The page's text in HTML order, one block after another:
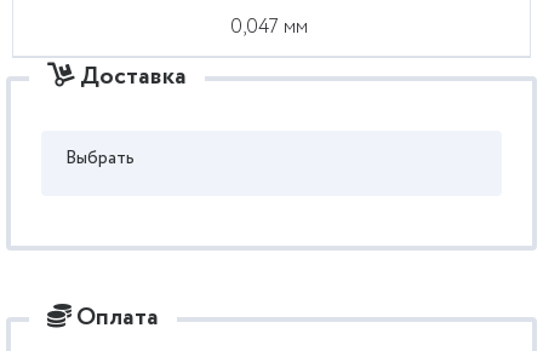
0,047 мм
Доставка
Выбрать
Оплата